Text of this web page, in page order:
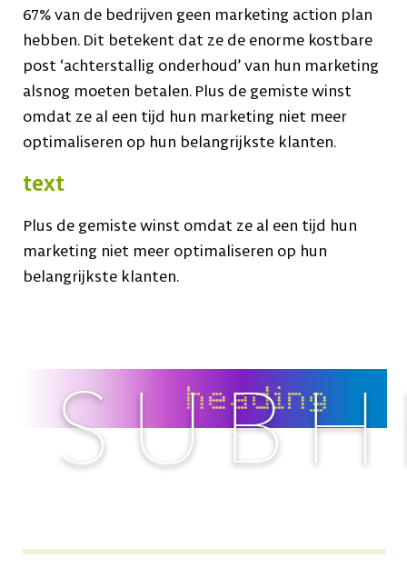
67% van de bedrijven geen marketing action plan
hebben. Dit betekent dat ze de enorme kostbare
post ‘achterstallig onderhoud’ van hun marketing
alsnog moeten betalen. Plus de gemiste winst
omdat ze al een tijd hun marketing niet meer
optimaliseren op hun belangrijkste klanten.
text
Plus de gemiste winst omdat ze al een tijd hun
marketing niet meer optimaliseren op hun
belangrijkste klanten.
heading